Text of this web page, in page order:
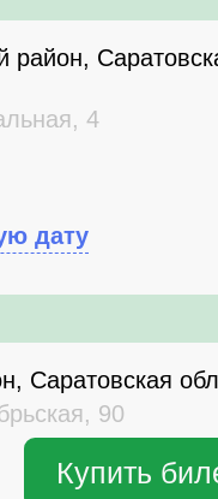
район,
4
дату
Саратовская
90
Купить